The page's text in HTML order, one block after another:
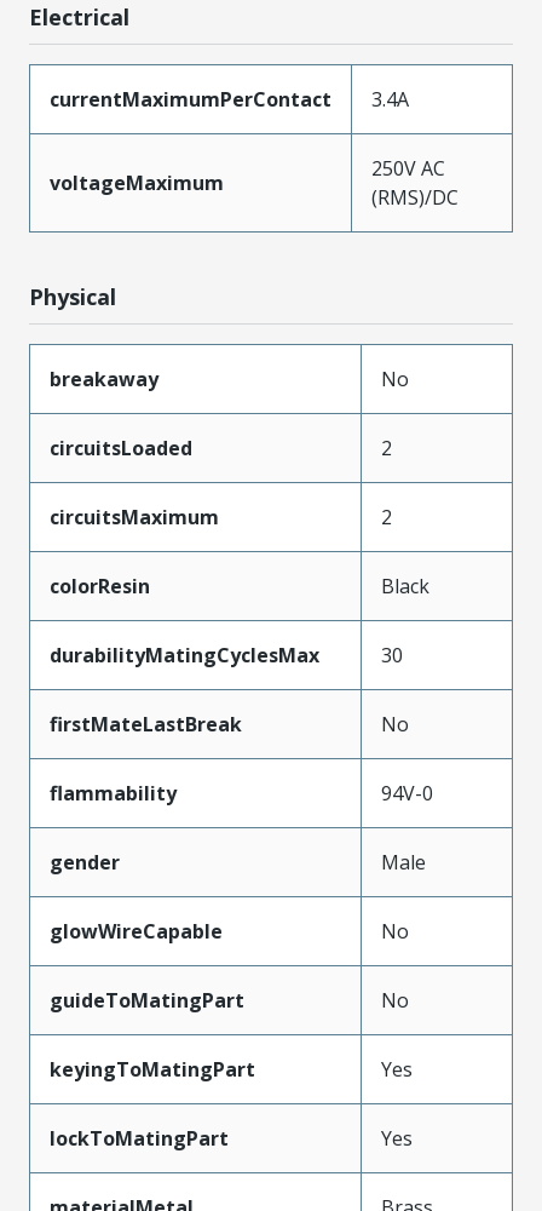
Electrical
currentMaximumPerContact 3.4A
voltageMaximum
250V AC
(RMS)/DC
Physical
breakaway No
circuitsLoaded 2
circuitsMaximum 2
colorResin Black
durabilityMatingCyclesMax 30
firstMateLastBreak No
flammability 94V-0
gender Male
glowWireCapable No
guideToMatingPart No
keyingToMatingPart Yes
lockToMatingPart Yes